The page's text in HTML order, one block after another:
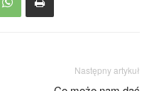
Następny artykuł